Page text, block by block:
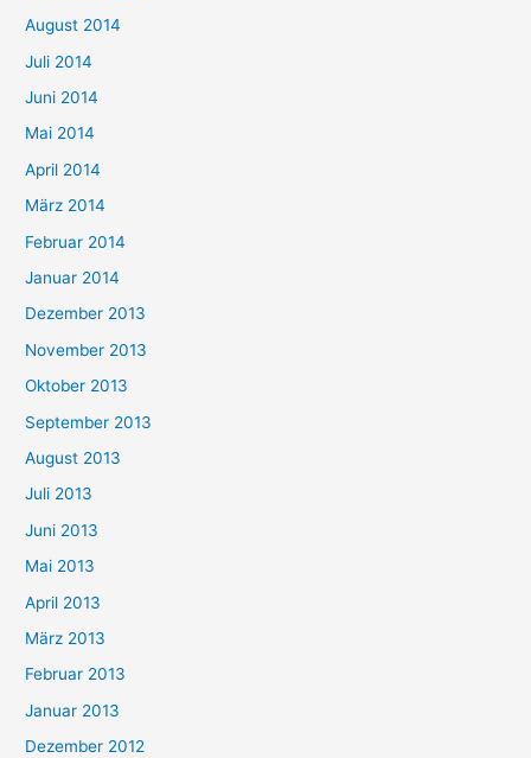
August 2014
Juli 2014
Juni 2014
Mai 2014
April 2014
März 2014
Februar 2014
Januar 2014
Dezember 2013
November 2013
Oktober 2013
September 2013
August 2013
Juli 2013
Juni 2013
Mai 2013
April 2013
März 2013
Februar 2013
Januar 2013
Dezember 2012